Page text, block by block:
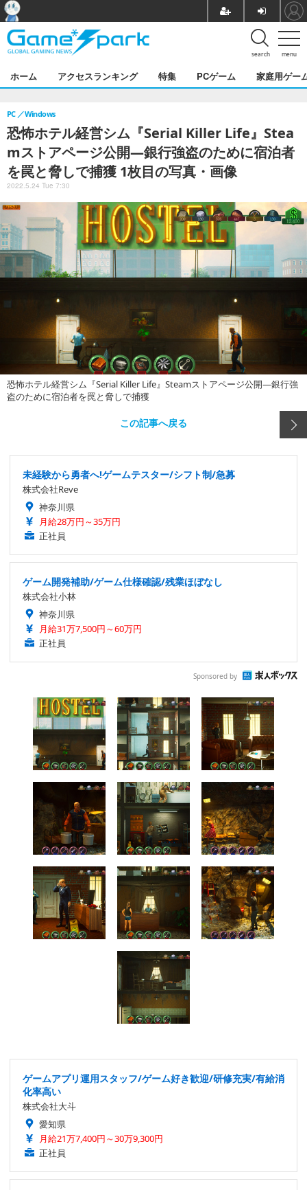
menu
search
ホーム アクセスランキング 特集 PCゲーム 家庭用ゲー
恐怖ホテル経営シム『Serial Killer Life』Stea
mストアページ公開―銀行強盗のために宿泊者
を罠と脅しで捕獲 1枚目の写真・画像
PC Windows
2022.5.24 Tue 7:30
恐怖ホテル経営シム『Serial Killer Life』Steamストアページ公開―銀行強
盗のために宿泊者を罠と脅しで捕獲
この記事へ戻る
未経験から勇者へ!ゲームテスター/シフト制/急募
株式会社Reve
神奈川県
月給28万円～35万円
正社員
ゲーム開発補助/ゲーム仕様確認/残業ほぼなし
株式会社小林
神奈川県
月給31万7,500円～60万円
正社員
Sponsored by
ゲームアプリ運用スタッフ/ゲーム好き歓迎/研修充実/有給消
化率高い
株式会社大斗
愛知県
月給21万7,400円～30万9,300円
正社員